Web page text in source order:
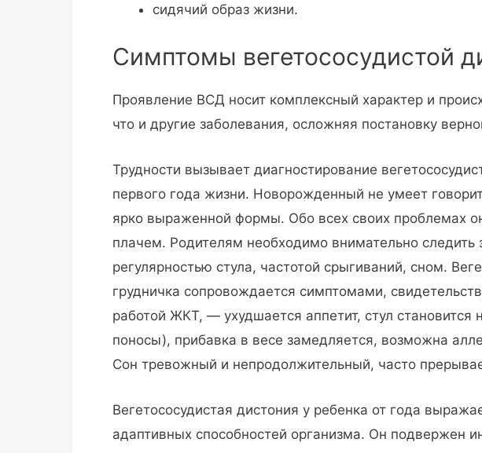
сидячий образ жизни.
Симптомы вегетососудистой
Проявление ВСД носит комплексный характер и
что и другие заболевания, осложняя постановку
Трудности вызывает диагностирование
первого года жизни. Новорожденный не умеет
ярко выраженной формы. Обо всех своих проблемах
плачем. Родителям необходимо внимательно
регулярностью стула, частотой срыгиваний, сном.
грудничка сопровождается симптомами,
работой ЖКТ, — ухудшается аппетит, стул становится
поносы), прибавка в весе замедляется, возможна
Сон тревожный и непродолжительный, часто
Вегетососудистая дистония у ребенка от года
адаптивных способностей организма. Он подвержен